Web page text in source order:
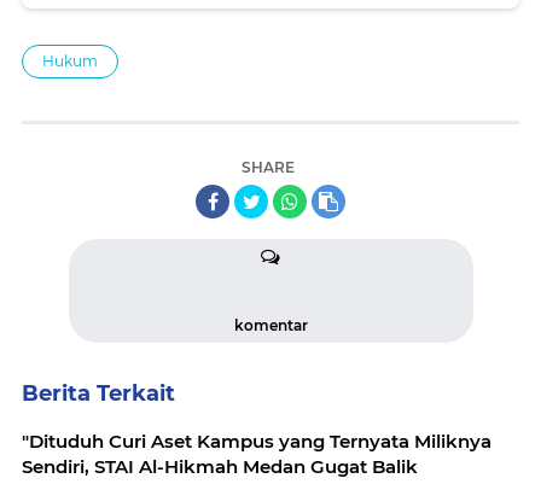
Hukum
SHARE
komentar
Berita Terkait
"Dituduh Curi Aset Kampus yang Ternyata Miliknya
Sendiri, STAI Al-Hikmah Medan Gugat Balik